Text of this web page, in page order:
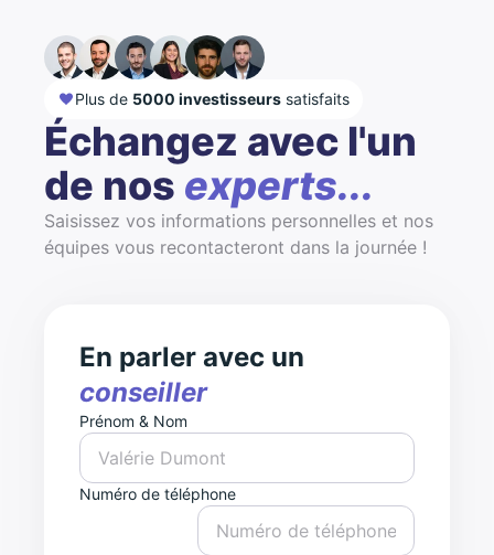
Plus de 5000 investisseurs satisfaits
Échangez avec l'un
de nos experts...
Saisissez vos informations personnelles et nos
équipes vous recontacteront dans la journée !
En parler avec un
conseiller
Prénom & Nom
Numéro de téléphone